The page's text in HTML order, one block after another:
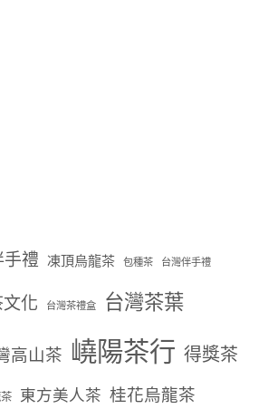
手禮 凍頂烏龍茶 包種茶 台灣伴手禮
化 台灣茶禮盒 台灣茶葉
高山茶 嶢陽茶行 得獎茶
東方美人茶 桂花烏龍茶